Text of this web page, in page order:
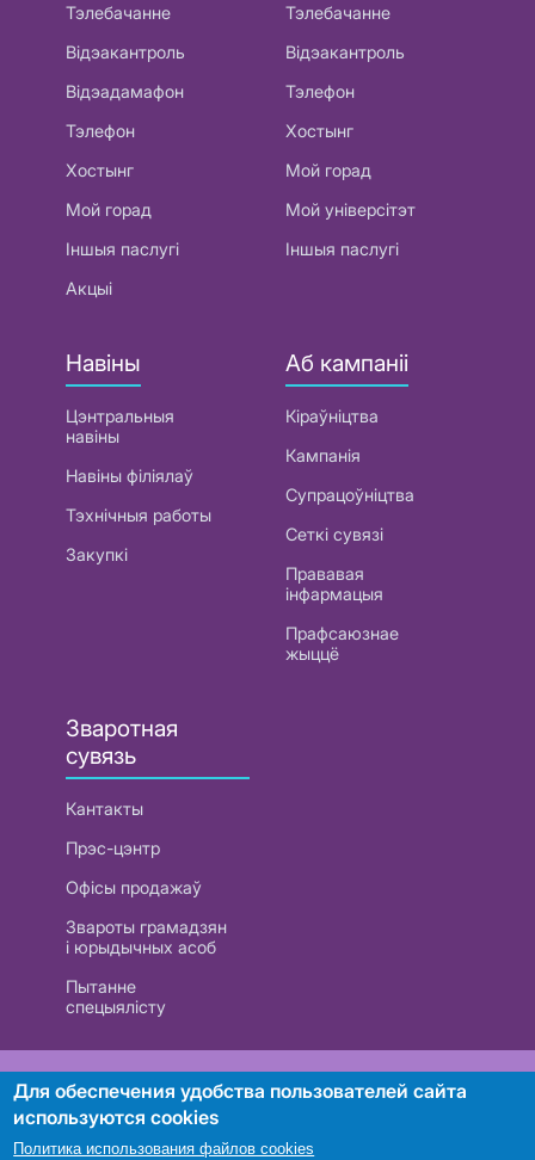
Тэлебачанне
Відэакантроль
Відэадамафон
Тэлефон
Хостынг
Мой горад
Іншыя паслугі
Акцыі
Тэлебачанне
Відэакантроль
Тэлефон
Хостынг
Мой горад
Мой універсітэт
Іншыя паслугі
Навіны
Цэнтральныя
навіны
Навіны філіялаў
Тэхнічныя работы
Закупкі
Аб кампаніі
Кіраўніцтва
Кампанія
Супрацоўніцтва
Сеткі сувязі
Прававая
інфармацыя
Прафсаюзнае
жыццё
Зваротная
сувязь
Кантакты
Прэс-цэнтр
Офісы продажаў
Звароты грамадзян
і юрыдычных асоб
Пытанне
спецыялісту
РУП «Белтэлекам». УНП 101007741
Для обеспечения удобства пользователей сайта
используются cookies
Политика использования файлов cookies